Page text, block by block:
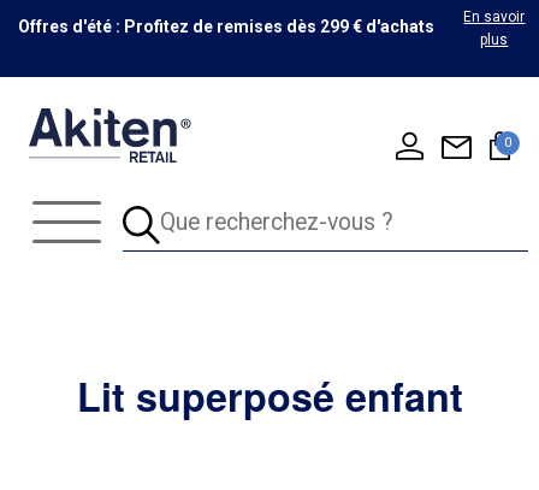
Offres d'été : Profitez de remises dès 299 € d'achats
En savoir
plus
0
Lit superposé enfant